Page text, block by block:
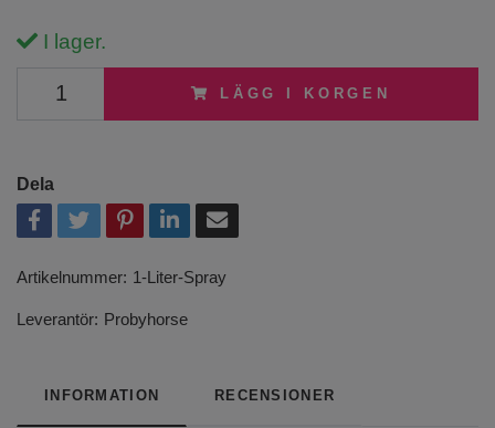
I lager.
LÄGG I KORGEN
Dela
Artikelnummer: 1-Liter-Spray
Leverantör: Probyhorse
INFORMATION RECENSIONER